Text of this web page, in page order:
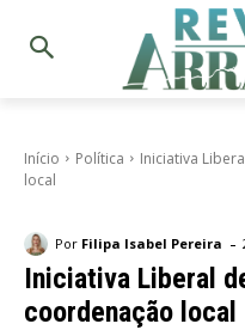
Início Política
Iniciativa
local
Por Filipa Isabel Pereira -
Iniciativa Liberal
coordenação local